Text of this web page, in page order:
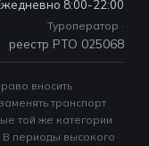
8:00-22:00
Туроператор ·
реестр РТО 025068
вносить
транспорт
той же категории
В периоды высокого